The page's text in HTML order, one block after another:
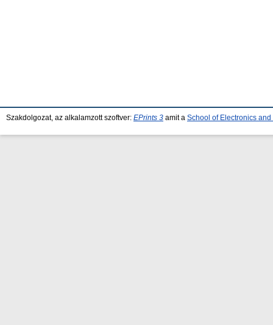
Szakdolgozat, az alkalamzott szoftver: EPrints 3 amit a School of Electronics